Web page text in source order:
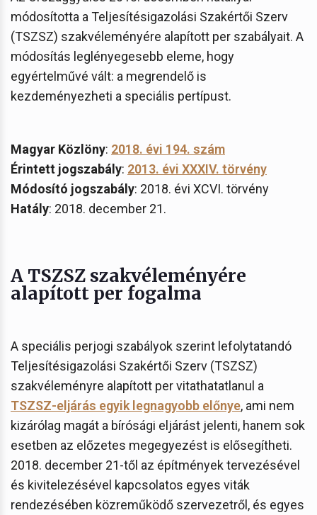
módosította a Teljesítésigazolási Szakértői Szerv
(TSZSZ) szakvéleményére alapított per szabályait. A
módosítás leglényegesebb eleme, hogy
egyértelművé vált: a megrendelő is
kezdeményezheti a speciális pertípust.
Magyar Közlöny: 2018. évi 194. szám
Érintett jogszabály: 2013. évi XXXIV. törvény
Módosító jogszabály: 2018. évi XCVI. törvény
Hatály: 2018. december 21.
A TSZSZ szakvéleményére
alapított per fogalma
A speciális perjogi szabályok szerint lefolytatandó
Teljesítésigazolási Szakértői Szerv (TSZSZ)
szakvéleményre alapított per vitathatatlanul a
TSZSZ-eljárás egyik legnagyobb előnye, ami nem
kizárólag magát a bírósági eljárást jelenti, hanem sok
esetben az előzetes megegyezést is elősegítheti.
2018. december 21-től az építmények tervezésével
és kivitelezésével kapcsolatos egyes viták
rendezésében közreműködő szervezetről, és egyes